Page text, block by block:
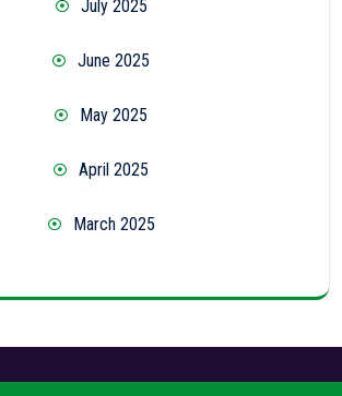
July 2025
June 2025
May 2025
April 2025
March 2025